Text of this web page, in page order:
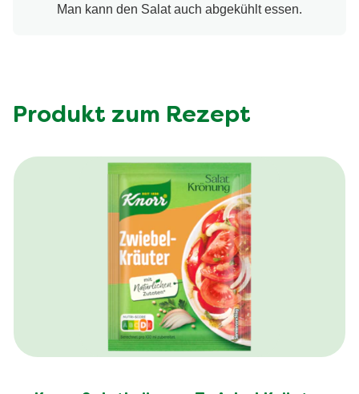
Man kann den Salat auch abgekühlt essen.
Produkt zum Rezept